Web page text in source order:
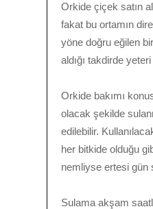
Orkide çiçek satın
fakat bu ortamın
yöne doğru eğilen
aldığı takdirde
Orkide bakımı
olacak şekilde
edilebilir.
her bitkide olduğu
nemliyse ertesi gün
Sulama akşam